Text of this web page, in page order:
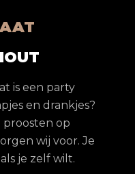
is een party
en drankjes?
proosten op
wij voor. Je
je zelf wilt.